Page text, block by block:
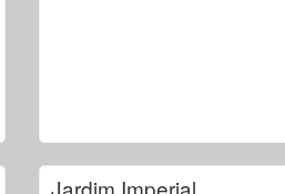
Jardim Imperial